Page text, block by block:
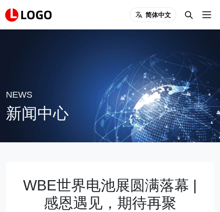
简体中文
NEWS
新闻中心
WBE世界电池展圆满落幕 |
感恩遇见，期待再聚